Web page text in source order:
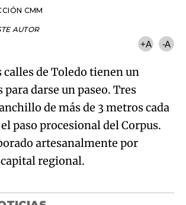
calles de Toledo tienen un
darse un paseo. Tres
de más de 3 metros cada
paso procesional del Corpus.
artesanalmente por
regional.
La Mancha a las 8 -